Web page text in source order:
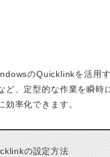
のQuicklinkを活用
ど、定型的な作業を瞬時
効率化できます。
の設定方法